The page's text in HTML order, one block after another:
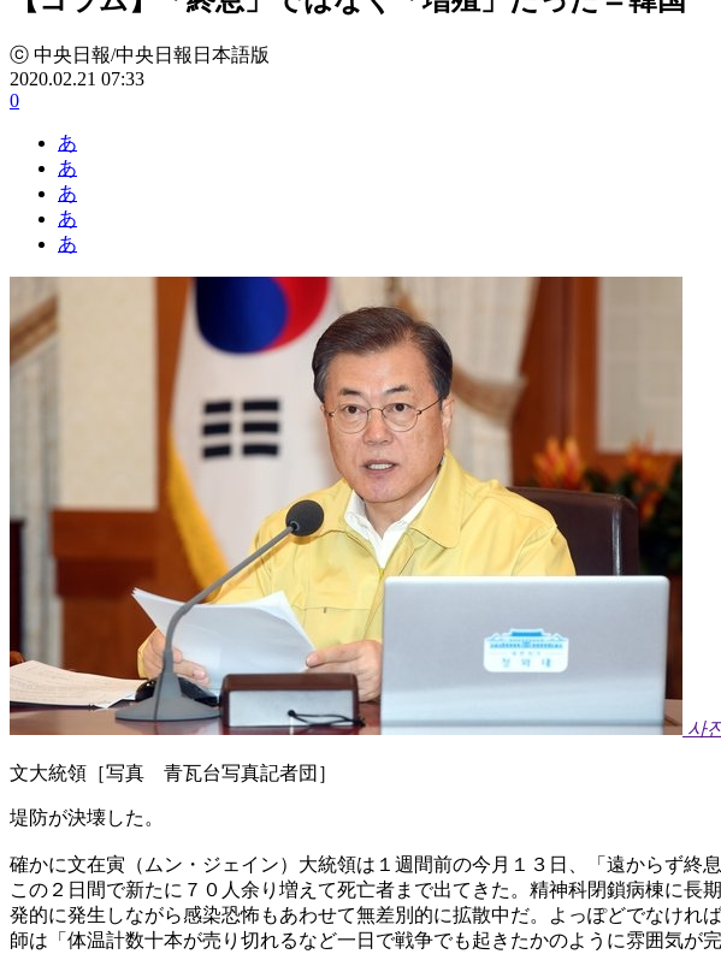
ⓒ 中央日報/中央日報日本語版
2020.02.21 07:33
0
あ
あ
あ
あ
あ
사
文大統領［写真 青瓦台写真記者団］
堤防が決壊した。
確かに文在寅（ムン・ジェイン）大統領は１週間前の今月１３日、「遠からず
この２日間で新たに７０人余り増えて死亡者まで出てきた。精神科閉鎖病棟に
発的に発生しながら感染恐怖もあわせて無差別的に拡散中だ。よっぽどでなけ
師は「体温計数十本が売り切れるなど一日で戦争でも起きたかのように雰囲気が